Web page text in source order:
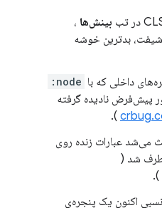
بینش‌ها ،
شیفت، بدترین خوشه
داخلی که با node:
پیش‌فرض نادیده گرفته
).
می‌شد عبارات زنده روی
شد (
).
اکنون یک پنجره‌ی